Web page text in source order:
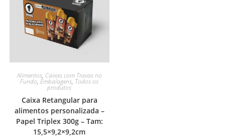
Alimentos, Caixas com Travas no
Fundo,Embalagens, Todos os
produtos
Caixa Retangular para
alimentos personalizada –
Papel Triplex 300g – Tam:
15,5×9,2×9,2cm